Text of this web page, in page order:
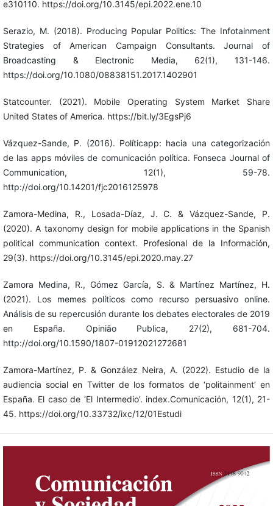
e310110. https://doi.org/10.3145/epi.2022.ene.10
Serazio, M. (2018). Producing Popular Politics: The Infotainment
Strategies of American Campaign Consultants. Journal of
Broadcasting & Electronic Media, 62(1), 131-146.
https://doi.org/10.1080/08838151.2017.1402901
Statcounter. (2021). Mobile Operating System Market Share
United States of America. https://bit.ly/3EgsPj6
Vázquez-Sande, P. (2016). Políticapp: hacia una categorización
de las apps móviles de comunicación política. Fonseca Journal of
Communication, 12(1), 59-78.
http://doi.org/10.14201/fjc2016125978
Zamora-Medina, R., Losada-Díaz, J. C. & Vázquez-Sande, P.
(2020). A taxonomy design for mobile applications in the Spanish
political communication context. Profesional de la Información,
29(3). https://doi.org/10.3145/epi.2020.may.27
Zamora Medina, R., Gómez García, S. & Martínez Martínez, H.
(2021). Los memes políticos como recurso persuasivo online.
Análisis de su repercusión durante los debates electorales de 2019
en España. Opinião Publica, 27(2), 681-704.
http://doi.org/10.1590/1807-01912021272681
Zamora-Martínez, P. & González Neira, A. (2022). Estudio de la
audiencia social en Twitter de los formatos de ‘politainment’ en
España. El caso de ‘El Intermedio’. index.Comunicación, 12(1), 21-
45. https://doi.org/10.33732/ixc/12/01Estudi